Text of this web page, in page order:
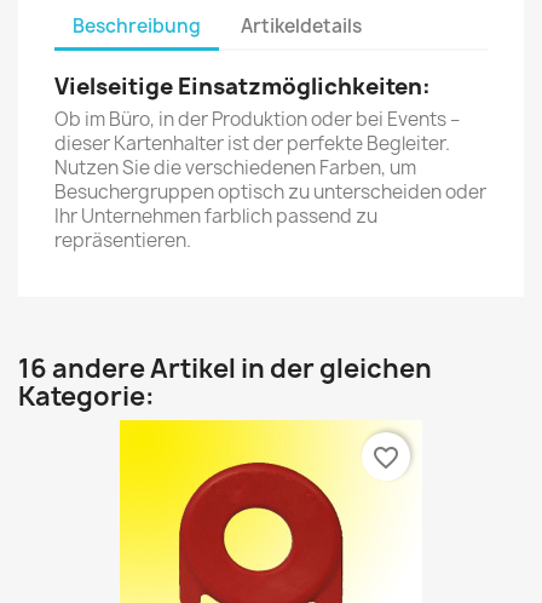
Beschreibung Artikeldetails
Vielseitige Einsatzmöglichkeiten:
Ob im Büro, in der Produktion oder bei Events –
dieser Kartenhalter ist der perfekte Begleiter.
Nutzen Sie die verschiedenen Farben, um
Besuchergruppen optisch zu unterscheiden oder
Ihr Unternehmen farblich passend zu
repräsentieren.
16 andere Artikel in der gleichen
Kategorie:
favorite_border